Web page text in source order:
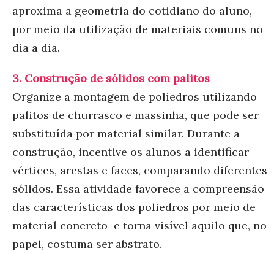
aproxima a geometria do cotidiano do aluno,
por meio da utilização de materiais comuns no
dia a dia.
3. Construção de sólidos com palitos
Organize a montagem de poliedros utilizando
palitos de churrasco e massinha, que pode ser
substituída por material similar. Durante a
construção, incentive os alunos a identificar
vértices, arestas e faces, comparando diferentes
sólidos. Essa atividade favorece a compreensão
das características dos poliedros por meio de
material concreto e torna visível aquilo que, no
papel, costuma ser abstrato.